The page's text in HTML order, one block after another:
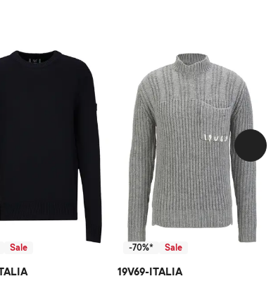
Sale -70%* Sale
19V69-ITALIA